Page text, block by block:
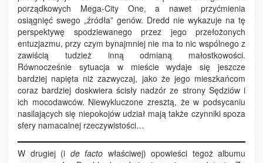
porządkowych Mega-City One, a nawet przyćmienia
osiągnięć swego „źródła” genów. Dredd nie wykazuje na tę
perspektywę spodziewanego przez jego przełożonych
entuzjazmu, przy czym bynajmniej nie ma to nic wspólnego z
zawiścią tudzież inną odmianą małostkowości.
Równocześnie sytuacja w mieście wydaje się jeszcze
bardziej napięta niż zazwyczaj, jako że jego mieszkańcom
coraz bardziej doskwiera ścisły nadzór ze strony Sędziów i
ich mocodawców. Niewykluczone zresztą, że w podsycaniu
nasilających się niepokojów udział mają także czynniki spoza
sfery namacalnej rzeczywistości…
W drugiej (i de facto właściwej) opowieści tegoż albumu